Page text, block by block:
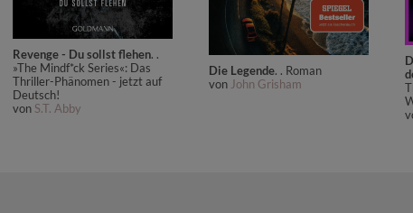
Revenge - Du sollst flehen. .
»The Mindf*ck Series«: Das
Thriller-Phänomen - jetzt auf
Deutsch!
von S.T. Abby
Die Legende. . Roman
von John Grisham